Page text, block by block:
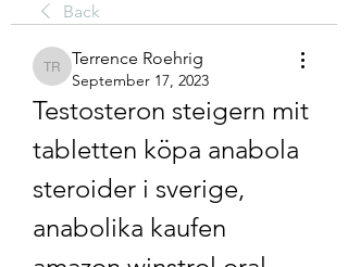
Back
Terrence Roehrig
Terrence Roehrig
September 17, 2023
Testosteron steigern mit
tabletten köpa anabola
steroider i sverige,
anabolika kaufen